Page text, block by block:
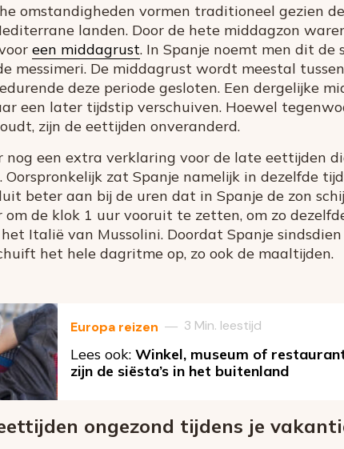
omstandigheden vormen traditioneel gezien
landen. Door de hete middagzon
een middagrust. In Spanje noemt men dit de
messimeri. De middagrust wordt meestal
deze periode gesloten. Een dergelijke
een later tijdstip verschuiven. Hoewel
zijn de eettijden onveranderd.
nog een extra verklaring voor de late eettijden
Oorspronkelijk zat Spanje namelijk in dezelfde
beter aan bij de uren dat in Spanje de zon
om de klok 1 uur vooruit te zetten, om zo
Italië van Mussolini. Doordat Spanje
het hele dagritme op, zo ook de maaltijden.
Europa reizen — 3 Min. leestijd
Lees ook: Winkel, museum of
zijn de siësta’s in het buitenland
ongezond tijdens je